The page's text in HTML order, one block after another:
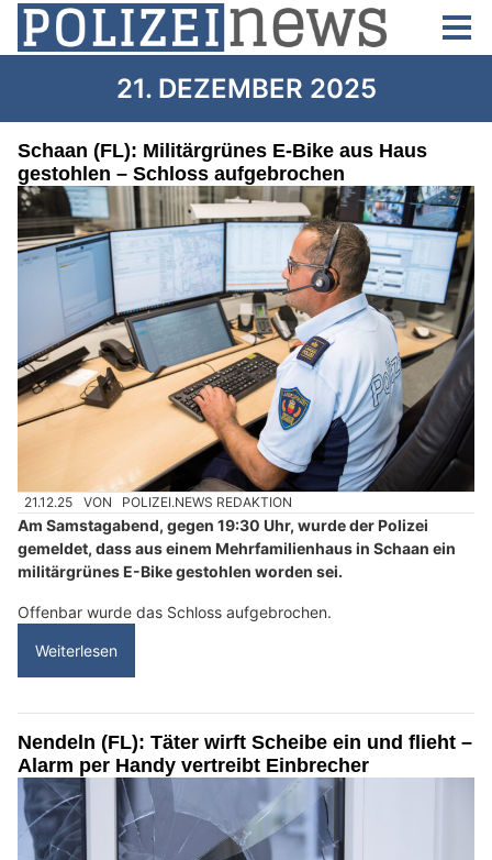
21. DEZEMBER 2025
Schaan (FL): Militärgrünes E-Bike aus Haus
gestohlen – Schloss aufgebrochen
21.12.25 VON POLIZEI.NEWS REDAKTION
Am Samstagabend, gegen 19:30 Uhr, wurde der Polizei
gemeldet, dass aus einem Mehrfamilienhaus in Schaan ein
militärgrünes E-Bike gestohlen worden sei.
Offenbar wurde das Schloss aufgebrochen.
Weiterlesen
Nendeln (FL): Täter wirft Scheibe ein und flieht –
Alarm per Handy vertreibt Einbrecher